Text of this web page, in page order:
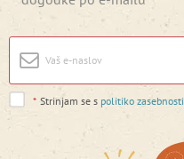
* Strinjam se s politiko zasebnosti